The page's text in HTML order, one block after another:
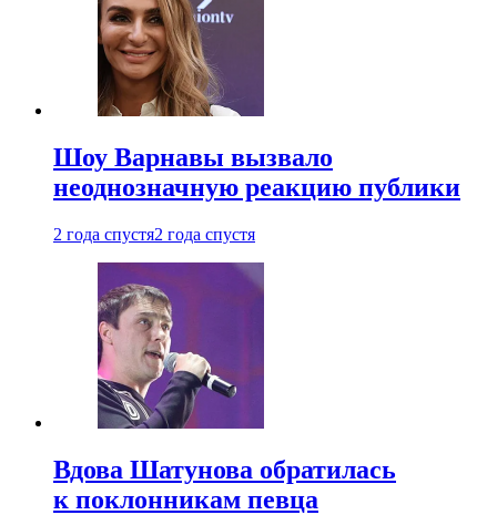
Шоу Варнавы вызвало
неоднозначную реакцию публики
2 года спустя2 года спустя
Вдова Шатунова обратилась
к поклонникам певца